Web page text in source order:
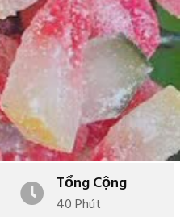
Tổng Cộng
40 Phút